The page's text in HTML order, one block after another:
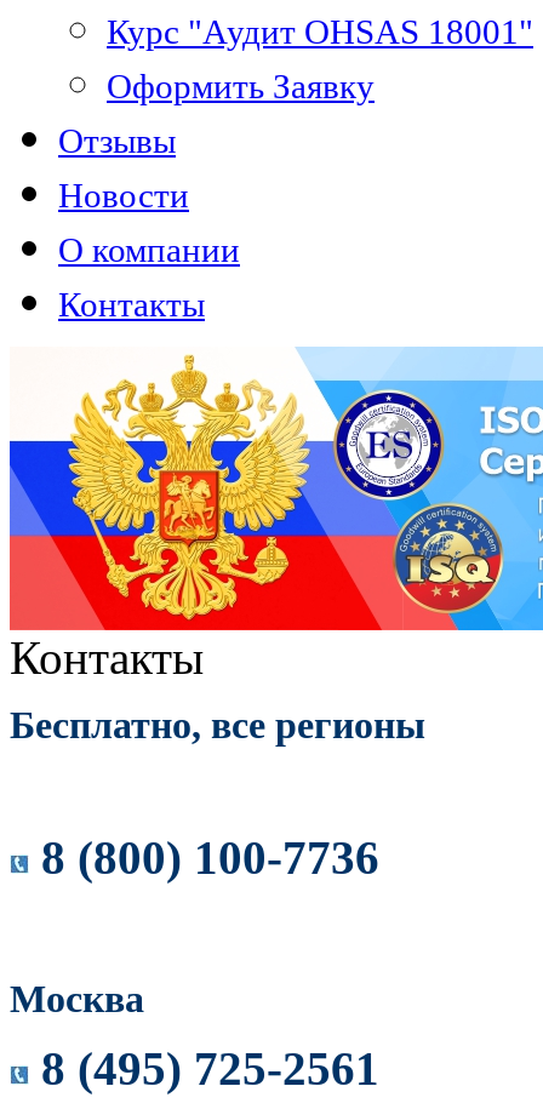
Курс "Аудит OHSAS 18001"
Оформить Заявку
Отзывы
Новости
О компании
Контакты
Контакты
Бесплатно, все регионы
8 (800) 100-7736
Москва
8 (495) 725-2561